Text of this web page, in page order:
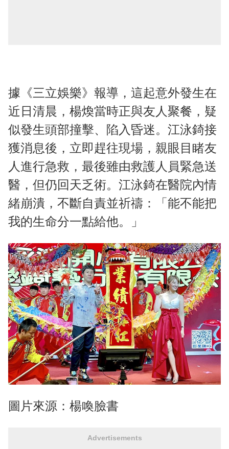
據《三立娛樂》報導，這起意外發生在
近日清晨，楊煥當時正與友人聚餐，疑
似發生頭部撞擊、陷入昏迷。江泳錡接
獲消息後，立即趕往現場，親眼目睹友
人進行急救，最後雖由救護人員緊急送
醫，但仍回天乏術。江泳錡在醫院內情
緒崩潰，不斷自責並祈禱：「能不能把
我的生命分一點給他。」
圖片來源：楊喚臉書
Advertisements